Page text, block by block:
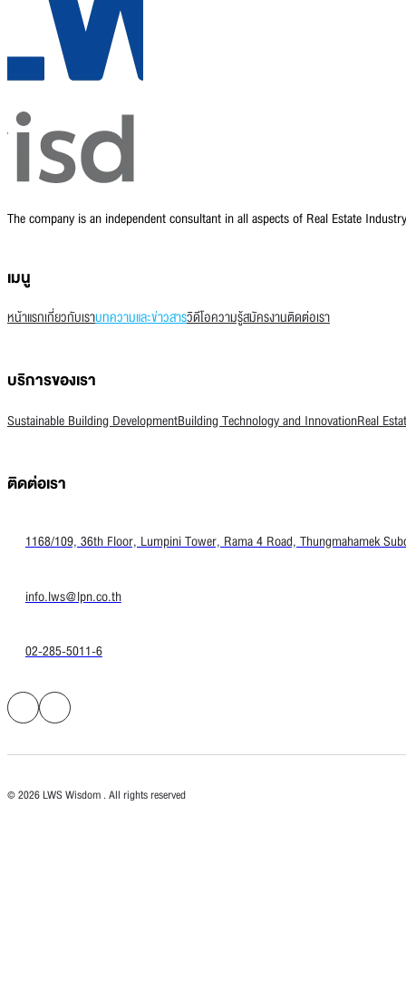
รายงานอสังหา พ.ค. 68
The company is an independent consultant in all aspects of Real Estate
เมนู
หน้าแรกเกี่ยวกับเราบทความและข่าวสารวิดีโอความรู้สมัครงานติดต่อเรา
บริการของเรา
Sustainable Building DevelopmentBuilding Technology and InnovationReal
ติดต่อเรา
1168/109, 36th Floor, Lumpini Tower, Rama 4 Road, Thungmahamek
info.lws@lpn.co.th
02-285-5011-6
© 2026 LWS Wisdom . All rights reserved